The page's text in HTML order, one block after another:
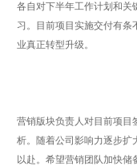
各自对下半年工作计划和关
习。目前项目实施交付有
业真正转型升级。
营销版块负责人对目前项目
析。随着公司影响力逐步扩
以赴。希望营销团队加快